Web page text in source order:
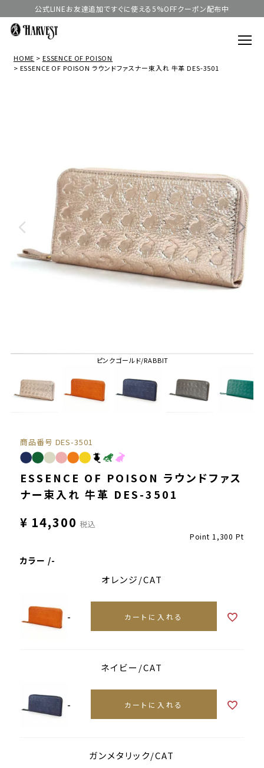
公式LINEお友達追加ですぐに使える5%OFFクーポン配布中
HOME
ESSENCE OF POISON
ESSENCE OF POISON ラウンドファスナー束入れ 牛革 DES-3501
ピンクゴールド/RABBIT
商品番号 DES-3501
ESSENCE OF POISON ラウンドファス
ナー束入れ 牛革 DES-3501
¥ 14,300 税込
Point 1,300 Pt
カラー -
オレンジ/CAT
- カートに入れる
ネイビー/CAT
- カートに入れる
ガンメタリック/CAT